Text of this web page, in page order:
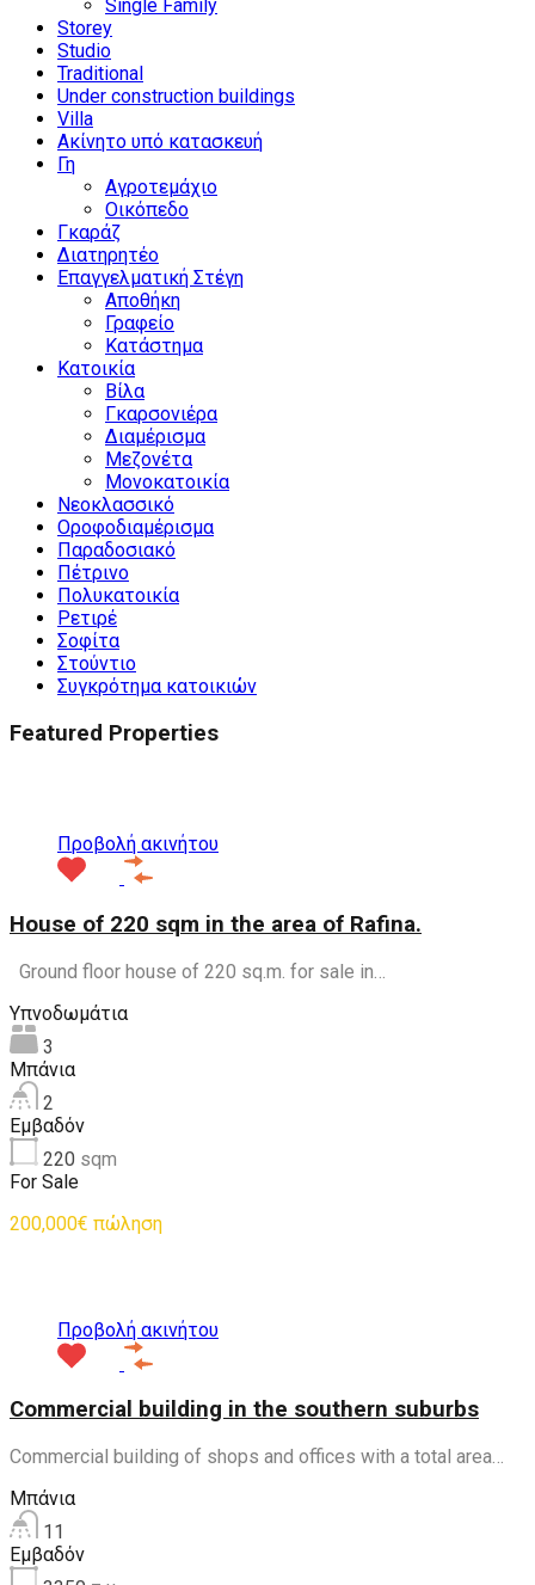
Single Family
Storey
Studio
Traditional
Under construction buildings
Villa
Ακίνητο υπό κατασκευή
Γη
Αγροτεμάχιο
Οικόπεδο
Γκαράζ
Διατηρητέο
Επαγγελματική Στέγη
Αποθήκη
Γραφείο
Κατάστημα
Κατοικία
Βίλα
Γκαρσονιέρα
Διαμέρισμα
Μεζονέτα
Μονοκατοικία
Νεοκλασσικό
Οροφοδιαμέρισμα
Παραδοσιακό
Πέτρινο
Πολυκατοικία
Ρετιρέ
Σοφίτα
Στούντιο
Συγκρότημα κατοικιών
Featured Properties
Προβολή ακινήτου
House of 220 sqm in the area of Rafina.
Ground floor house of 220 sq.m. for sale in…
Υπνοδωμάτια
3
Μπάνια
2
Εμβαδόν
220 sqm
For Sale
200,000€ πώληση
Προβολή ακινήτου
Commercial building in the southern suburbs
Commercial building of shops and offices with a total area…
Μπάνια
11
Εμβαδόν